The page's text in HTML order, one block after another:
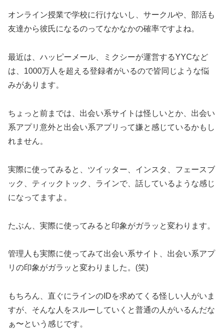
オンライン授業で学校に行けないし、サークルや、部活も
友達から彼氏になるのってなかなかの確率ですよね。
最近は、ハッピーメール、ミクシーが運営するYYCなど
は、1000万人を超える登録者がいるので皆同じような悩
みがあります。
ちょっと前までは、出会い系サイトは怪しいとか、出会い
系アプリ意外と出会い系アプリって嫌と感じているかもし
れません。
実際に使ってみると、ツイッター、インスタ、フェースブ
ック、ティックトック、ラインで、話しているような感じ
になってますよ。
たぶん、実際に使ってみると印象がガラッと変わります。
管理人も実際に使ってみて出会い系サイト、出会い系アプ
リの印象がガラッと変わりました。(笑)
もちろん、直ぐにラインのIDを求めてくる怪しい人がいま
すが、そんな人をスルーしていくと普通の人がいるんだな
ぁ〜という感じです。